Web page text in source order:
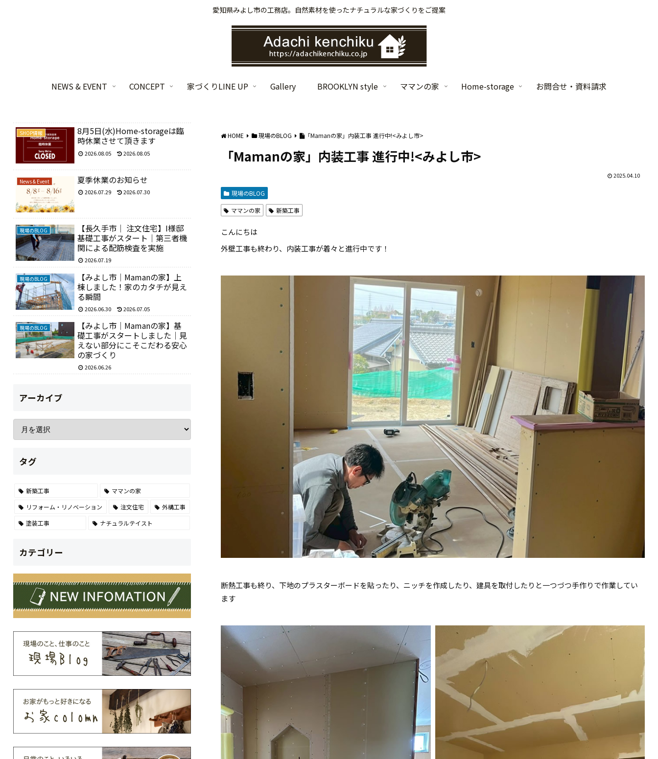
愛知県みよし市の工務店。自然素材を使ったナチュラルな家づくりをご提案
NEWS & EVENT CONCEPT 家づくりLINE UP Gallery BROOKLYN style ママンの家 Home-storage お問合せ・資料請求
HOME 現場のBLOG 「Mamanの家」内装工事 進行中!<みよし市>
「Mamanの家」内装工事 進行中!<みよし市>
2025.04.10
現場のBLOG
ママンの家 新築工事
こんにちは
外壁工事も終わり、内装工事が着々と進行中です！
断熱工事も終り、下地のプラスターボードを貼ったり、ニッチを作成したり、建具を取付したりと一つづつ手作りで作業してい
ます
SHOP情報
8月5日(水)Home-storageは臨
時休業させて頂きます
2026.08.05 2026.08.05
News & Event 夏季休業のお知らせ
2026.07.29 2026.07.30
現場のBLOG
【長久手市｜ 注文住宅】I様邸
基礎工事がスタート｜第三者機
関による配筋検査を実施
2026.07.19
現場のBLOG
【みよし市｜Mamanの家】上
棟しました！家のカタチが見え
る瞬間
2026.06.30 2026.07.05
現場のBLOG
【みよし市｜Mamanの家】基
礎工事がスタートしました｜見
えない部分にこそこだわる安心
の家づくり
2026.06.26
アーカイブ
タグ
新築工事
ママンの家
リフォーム・リノベーション
注文住宅
外構工事
塗装工事
ナチュラルテイスト
カテゴリー